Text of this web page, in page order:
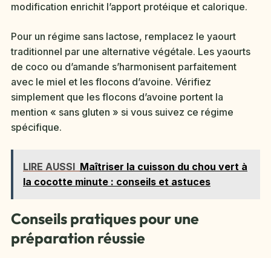
modification enrichit l’apport protéique et calorique.
Pour un régime sans lactose, remplacez le yaourt
traditionnel par une alternative végétale. Les yaourts
de coco ou d’amande s’harmonisent parfaitement
avec le miel et les flocons d’avoine. Vérifiez
simplement que les flocons d’avoine portent la
mention « sans gluten » si vous suivez ce régime
spécifique.
LIRE AUSSI Maîtriser la cuisson du chou vert à
la cocotte minute : conseils et astuces
Conseils pratiques pour une
préparation réussie